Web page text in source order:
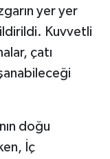
yer yer
Kuvvetli
çatı
doğu
İç